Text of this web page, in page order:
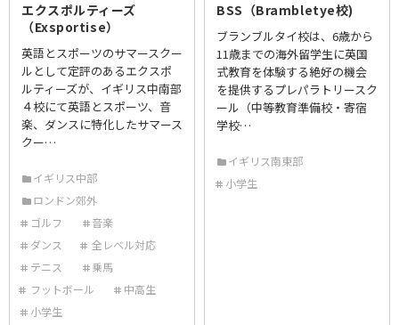
エクスポルティーズ
（Exsportise）
英語とスポーツのサマースクー
ルとして定評のあるエクスポ
ルティーズが、イギリス中南部
４校にて英語とスポーツ、音
楽、ダンスに特化したサマース
クー…
イギリス中部
ロンドン郊外
ゴルフ
音楽
ダンス
全レベル対応
テニス
乗馬
フットボール
中高生
小学生
BSS（Brambletye校)
ブランブルタイ校は、6歳から
11歳までの海外留学生に英国
式教育を体験する絶好の機会
を提供するプレパラトリースク
ール（中等教育準備校・寄宿
学校…
イギリス南東部
小学生